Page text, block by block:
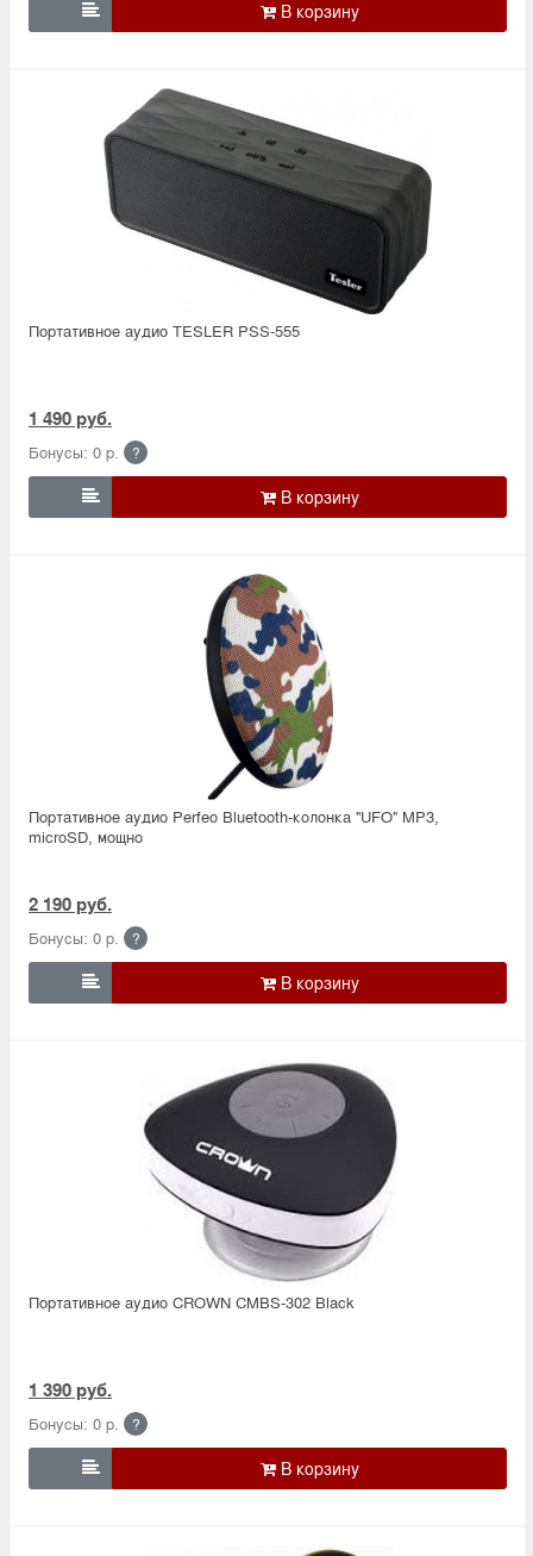

Портативное аудио TESLER PSS-555
1 490 руб.
Бонусы: 0 р. ?

Портативное аудио Perfeo Bluetooth-колонка ''UFO'' MP3,
microSD, мощно
2 190 руб.
Бонусы: 0 р. ?

Портативное аудио CROWN CMBS-302 Black
1 390 руб.
Бонусы: 0 р. ?
